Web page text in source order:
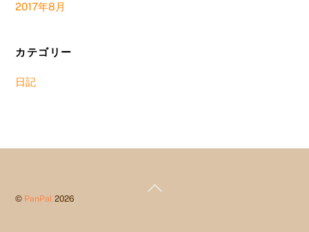
2017年8月
カテゴリー
日記
Back
© PanPal 2026